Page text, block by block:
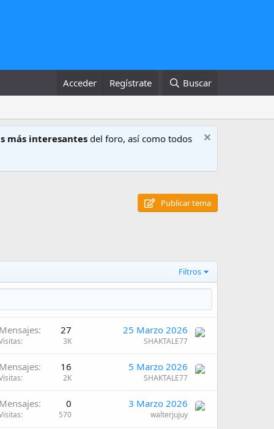
Acceder Regístrate Buscar
más interesantes del foro, así como todos
Publicar tema
Filtros
Mensajes 27
3K
25 Marzo 2026
SHAKTALE77
Mensajes 16
2K
5 Marzo 2026
SHAKTALE77
Mensajes 0
570
3 Marzo 2026
walterjujuy